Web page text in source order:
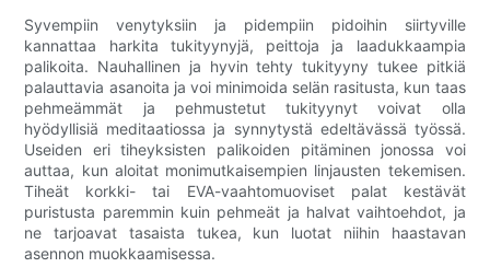
Syvempiin venytyksiin ja pidempiin pidoihin siirtyville
kannattaa harkita tukityynyjä, peittoja ja laadukkaampia
palikoita. Nauhallinen ja hyvin tehty tukityyny tukee pitkiä
palauttavia asanoita ja voi minimoida selän rasitusta, kun taas
pehmeämmät ja pehmustetut tukityynyt voivat olla
hyödyllisiä meditaatiossa ja synnytystä edeltävässä työssä.
Useiden eri tiheyksisten palikoiden pitäminen jonossa voi
auttaa, kun aloitat monimutkaisempien linjausten tekemisen.
Tiheät korkki- tai EVA-vaahtomuoviset palat kestävät
puristusta paremmin kuin pehmeät ja halvat vaihtoehdot, ja
ne tarjoavat tasaista tukea, kun luotat niihin haastavan
asennon muokkaamisessa.